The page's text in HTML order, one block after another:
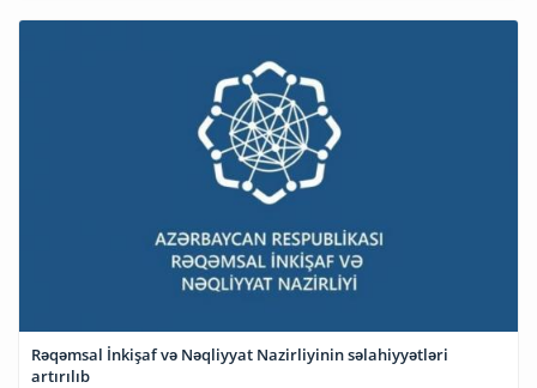
Rəqəmsal İnkişaf və Nəqliyyat Nazirliyinin səlahiyyətləri
artırılıb